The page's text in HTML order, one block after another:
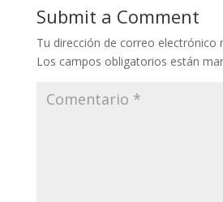
Submit a Comment
Tu dirección de correo electrónico
Los campos obligatorios están